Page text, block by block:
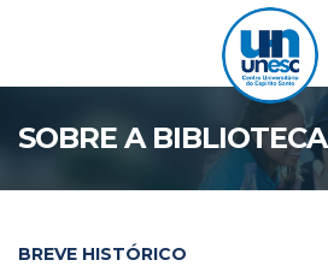
SOBRE A BIBLIOTECA
BREVE HISTÓRICO